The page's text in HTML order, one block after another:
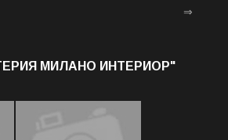
⇒
МИЛАНО ИНТЕРИОР"